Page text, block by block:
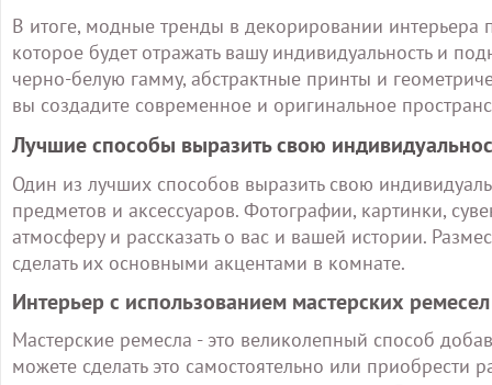
В итоге, модные тренды в декорировании интерьера
которое будет отражать вашу индивидуальность и
черно-белую гамму, абстрактные принты и
вы создадите современное и оригинальное
Лучшие способы выразить свою
Один из лучших способов выразить свою
предметов и аксессуаров. Фотографии, картинки,
атмосферу и рассказать о вас и вашей истории.
сделать их основными акцентами в комнате.
Интерьер с использованием мастерских ремесел
Мастерские ремесла - это великолепный способ
можете сделать это самостоятельно или приобрести